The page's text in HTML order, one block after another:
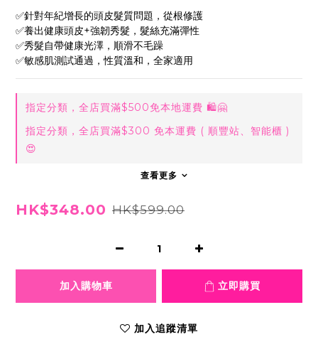
✅針對年紀增長的頭皮髮質問題，從根修護
✅養出健康頭皮+強韌秀髮，髮絲充滿彈性
✅秀髮自帶健康光澤，順滑不毛躁
✅敏感肌測試通過，性質溫和，全家適用
指定分類，全店買滿$500免本地運費 🛍🤗
指定分類，全店買滿$300 免本運費 ( 順豐站、智能櫃 )
😍
查看更多
HK$348.00 HK$599.00
加入購物車 立即購買
加入追蹤清單